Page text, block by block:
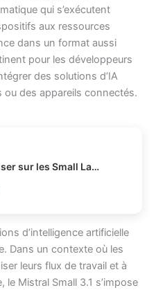
qui s’exécutent
aux ressources
dans un format aussi
pour les développeurs
des solutions d’IA
des appareils connectés.
Pourquoi miser sur les Small Language Models ?
d’intelligence artificielle
Dans un contexte où les
leurs flux de travail et à
le Mistral Small 3.1 s’impose